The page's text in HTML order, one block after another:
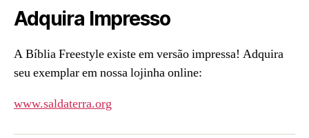
Adquira Impresso
A Bíblia Freestyle existe em versão impressa! Adquira
seu exemplar em nossa lojinha online:
www.saldaterra.org